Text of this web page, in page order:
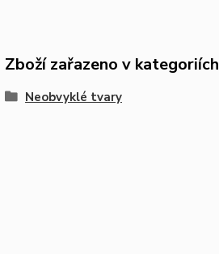
Zboží zařazeno v kategoriích
Neobvyklé tvary